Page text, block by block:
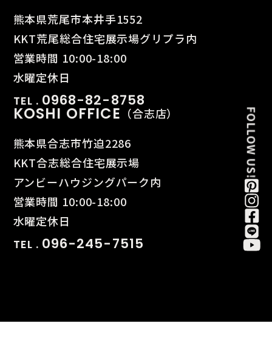
熊本県荒尾市本井手1552
KKT荒尾総合住宅展示場グリプラ内
営業時間 10:00-18:00
水曜定休日
TEL . 0968-82-8758
KOSHI OFFICE （合志店）
熊本県合志市竹迫2286
KKT合志総合住宅展示場
アンビーハウジングパーク内
営業時間 10:00-18:00
水曜定休日
TEL . 096-245-7515